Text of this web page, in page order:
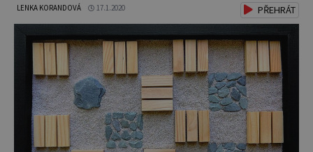
LENKA KORANDOVÁ 17.1.2020 PŘEHRÁT